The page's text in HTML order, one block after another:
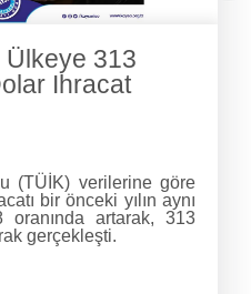
Ülkeye 313
Ihracat
(TÜİK) verilerine göre
bir önceki yılın aynı
oranında artarak, 313
gerçekleşti.